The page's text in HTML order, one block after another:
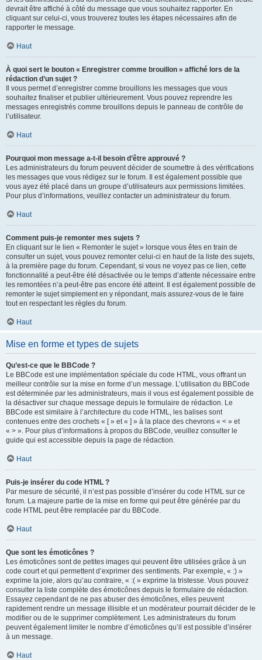
devrait être affiché à côté du message que vous souhaitez rapporter. En
cliquant sur celui-ci, vous trouverez toutes les étapes nécessaires afin de
rapporter le message.
Haut
À quoi sert le bouton « Enregistrer comme brouillon » affiché lors de la
rédaction d’un sujet ?
Il vous permet d’enregistrer comme brouillons les messages que vous
souhaitez finaliser et publier ultérieurement. Vous pouvez reprendre les
messages enregistrés comme brouillons depuis le panneau de contrôle de
l’utilisateur.
Haut
Pourquoi mon message a-t-il besoin d’être approuvé ?
Les administrateurs du forum peuvent décider de soumettre à des vérifications
les messages que vous rédigez sur le forum. Il est également possible que
vous ayez été placé dans un groupe d’utilisateurs aux permissions limitées.
Pour plus d’informations, veuillez contacter un administrateur du forum.
Haut
Comment puis-je remonter mes sujets ?
En cliquant sur le lien « Remonter le sujet » lorsque vous êtes en train de
consulter un sujet, vous pouvez remonter celui-ci en haut de la liste des sujets,
à la première page du forum. Cependant, si vous ne voyez pas ce lien, cette
fonctionnalité a peut-être été désactivée ou le temps d’attente nécessaire entre
les remontées n’a peut-être pas encore été atteint. Il est également possible de
remonter le sujet simplement en y répondant, mais assurez-vous de le faire
tout en respectant les règles du forum.
Haut
Mise en forme et types de sujets
Qu’est-ce que le BBCode ?
Le BBCode est une implémentation spéciale du code HTML, vous offrant un
meilleur contrôle sur la mise en forme d’un message. L’utilisation du BBCode
est déterminée par les administrateurs, mais il vous est également possible de
la désactiver sur chaque message depuis le formulaire de rédaction. Le
BBCode est similaire à l’architecture du code HTML, les balises sont
contenues entre des crochets « [ » et « ] » à la place des chevrons « < » et
« > ». Pour plus d’informations à propos du BBCode, veuillez consulter le
guide qui est accessible depuis la page de rédaction.
Haut
Puis-je insérer du code HTML ?
Par mesure de sécurité, il n’est pas possible d’insérer du code HTML sur ce
forum. La majeure partie de la mise en forme qui peut être générée par du
code HTML peut être remplacée par du BBCode.
Haut
Que sont les émoticônes ?
Les émoticônes sont de petites images qui peuvent être utilisées grâce à un
code court et qui permettent d’exprimer des sentiments. Par exemple, « :) »
exprime la joie, alors qu’au contraire, « :( » exprime la tristesse. Vous pouvez
consulter la liste complète des émoticônes depuis le formulaire de rédaction.
Essayez cependant de ne pas abuser des émoticônes, elles peuvent
rapidement rendre un message illisible et un modérateur pourrait décider de le
modifier ou de le supprimer complètement. Les administrateurs du forum
peuvent également limiter le nombre d’émoticônes qu’il est possible d’insérer
à un message.
Haut